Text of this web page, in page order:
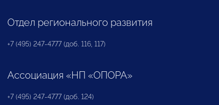
Отдел регионального развития
+7 (495) 247-4777 (доб. 116, 117)
Ассоциация «НП «ОПОРА»
+7 (495) 247-4777 (доб. 124)